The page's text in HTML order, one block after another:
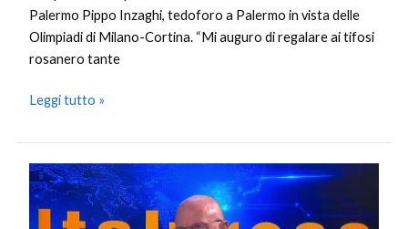
Palermo Pippo Inzaghi, tedoforo a Palermo in vista delle
Olimpiadi di Milano-Cortina. “Mi auguro di regalare ai tifosi
rosanero tante
Leggi tutto »
Andreani
(UILTuCS)
“combattere